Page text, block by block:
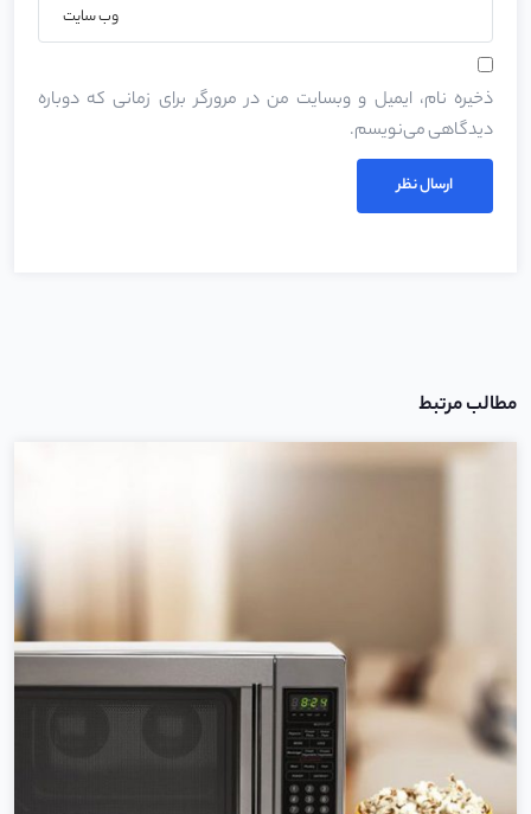
ذخیره نام، ایمیل و وبسایت من در مرورگر برای زمانی که دوباره
دیدگاهی می‌نویسم.
مطالب مرتبط